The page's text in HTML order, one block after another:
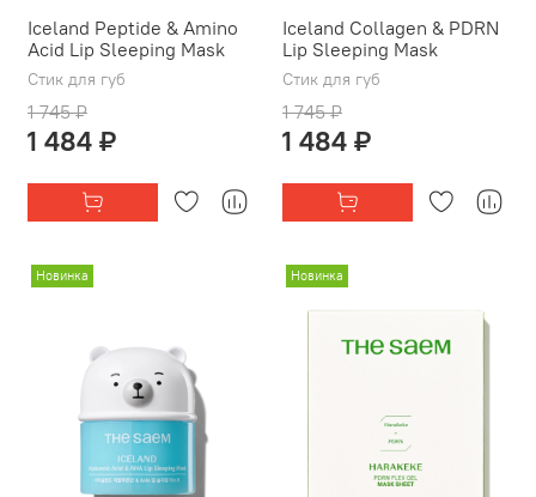
Iceland Peptide & Amino
Acid Lip Sleeping Mask
Стик для губ
1 745 ₽
1 484 ₽
Iceland Collagen & PDRN
Lip Sleeping Mask
Стик для губ
1 745 ₽
1 484 ₽
Новинка Новинка